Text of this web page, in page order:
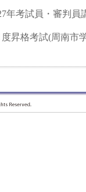
・審判員講習
試(周南市学び